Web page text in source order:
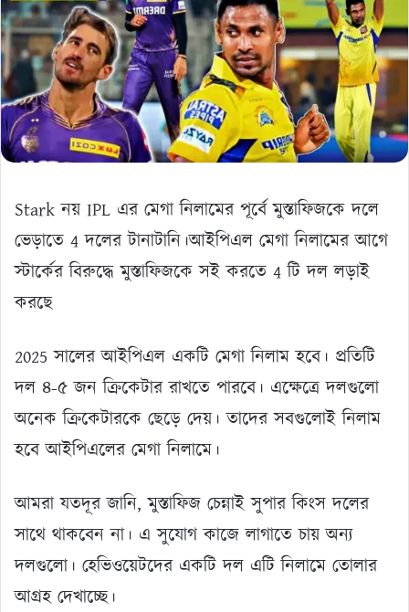
Stark নয় IPL এর মেগা নিলামের পূর্বে মুস্তাফিজকে দলে
ভেড়াতে 4 দলের টানাটানি।আইপিএল মেগা নিলামের আগে
স্টার্কের বিরুদ্ধে মুস্তাফিজকে সই করতে 4 টি দল লড়াই
করছে
2025 সালের আইপিএল একটি মেগা নিলাম হবে। প্রতিটি
দল ৪-৫ জন ক্রিকেটার রাখতে পারবে। এক্ষেত্রে দলগুলো
অনেক ক্রিকেটারকে ছেড়ে দেয়। তাদের সবগুলোই নিলাম
হবে আইপিএলের মেগা নিলামে।
আমরা যতদূর জানি, মুস্তাফিজ চেন্নাই সুপার কিংস দলের
সাথে থাকবেন না। এ সুযোগ কাজে লাগাতে চায় অন্য
দলগুলো। হেভিওয়েটদের একটি দল এটি নিলামে তোলার
আগ্রহ দেখাচ্ছে।